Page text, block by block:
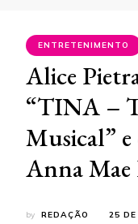
ENTRETENIMENTO
Alice
“TINA –
Musical”
Anna
by REDAÇÃO 25